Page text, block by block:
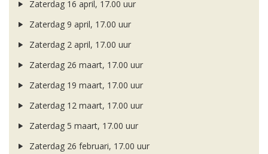
Zaterdag 16 april, 17.00 uur
Zaterdag 9 april, 17.00 uur
Zaterdag 2 april, 17.00 uur
Zaterdag 26 maart, 17.00 uur
Zaterdag 19 maart, 17.00 uur
Zaterdag 12 maart, 17.00 uur
Zaterdag 5 maart, 17.00 uur
Zaterdag 26 februari, 17.00 uur